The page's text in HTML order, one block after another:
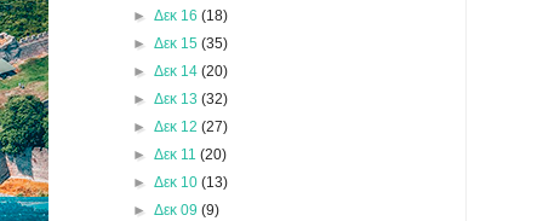
► Δεκ 16 (18)
► Δεκ 15 (35)
► Δεκ 14 (20)
► Δεκ 13 (32)
► Δεκ 12 (27)
► Δεκ 11 (20)
► Δεκ 10 (13)
► Δεκ 09 (9)